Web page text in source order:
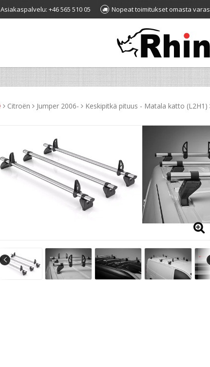
Asiakaspalvelu: +46 565 510 05 Nopeat toimitukset omasta
Citroën Jumper 2006- Keskipitkä pituus - Matala katto (L2H1)